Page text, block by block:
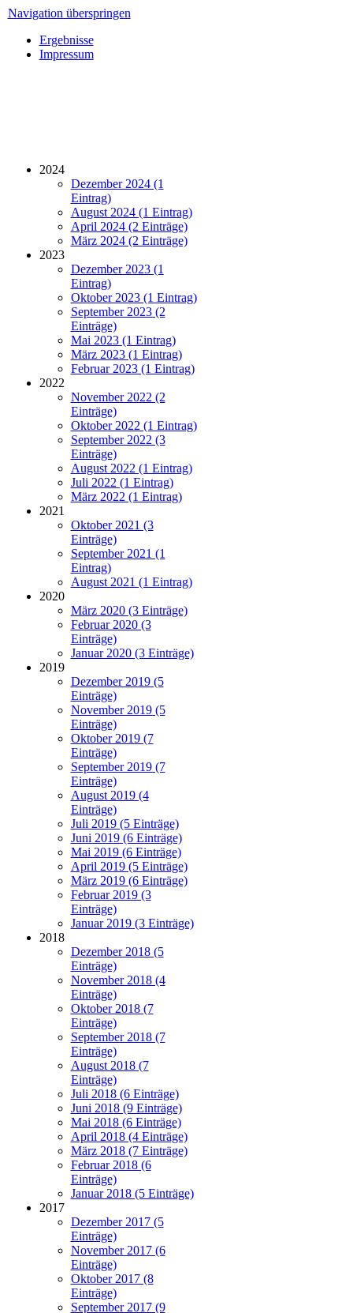
Navigation überspringen
Ergebnisse
Impressum
2024
Dezember 2024 (1
Eintrag)
August 2024 (1 Eintrag)
April 2024 (2 Einträge)
März 2024 (2 Einträge)
2023
Dezember 2023 (1
Eintrag)
Oktober 2023 (1 Eintrag)
September 2023 (2
Einträge)
Mai 2023 (1 Eintrag)
März 2023 (1 Eintrag)
Februar 2023 (1 Eintrag)
2022
November 2022 (2
Einträge)
Oktober 2022 (1 Eintrag)
September 2022 (3
Einträge)
August 2022 (1 Eintrag)
Juli 2022 (1 Eintrag)
März 2022 (1 Eintrag)
2021
Oktober 2021 (3
Einträge)
September 2021 (1
Eintrag)
August 2021 (1 Eintrag)
2020
März 2020 (3 Einträge)
Februar 2020 (3
Einträge)
Januar 2020 (3 Einträge)
2019
Dezember 2019 (5
Einträge)
November 2019 (5
Einträge)
Oktober 2019 (7
Einträge)
September 2019 (7
Einträge)
August 2019 (4
Einträge)
Juli 2019 (5 Einträge)
Juni 2019 (6 Einträge)
Mai 2019 (6 Einträge)
April 2019 (5 Einträge)
März 2019 (6 Einträge)
Februar 2019 (3
Einträge)
Januar 2019 (3 Einträge)
2018
Dezember 2018 (5
Einträge)
November 2018 (4
Einträge)
Oktober 2018 (7
Einträge)
September 2018 (7
Einträge)
August 2018 (7
Einträge)
Juli 2018 (6 Einträge)
Juni 2018 (9 Einträge)
Mai 2018 (6 Einträge)
April 2018 (4 Einträge)
März 2018 (7 Einträge)
Februar 2018 (6
Einträge)
Januar 2018 (5 Einträge)
2017
Dezember 2017 (5
Einträge)
November 2017 (6
Einträge)
Oktober 2017 (8
Einträge)
September 2017 (9